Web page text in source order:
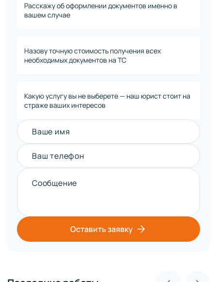
Расскажу об оформлении документов именно в
вашем случае
Назову точную стоимость получения всех
необходимых документов на ТС
Какую услугу вы не выберете — наш юрист стоит на
страже ваших интересов
Ваше имя
Ваш телефон
Сообщение
Оставить заявку